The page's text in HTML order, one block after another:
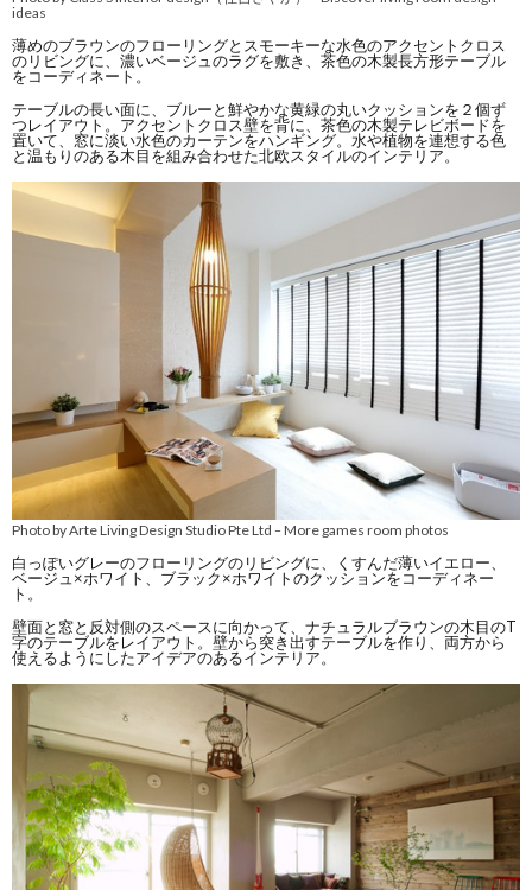
ideas
薄めのブラウンのフローリングとスモーキーな水色のアクセントクロス
のリビングに、濃いベージュのラグを敷き、茶色の木製長方形テーブル
をコーディネート。
テーブルの長い面に、ブルーと鮮やかな黄緑の丸いクッションを２個ず
つレイアウト。アクセントクロス壁を背に、茶色の木製テレビボードを
置いて、窓に淡い水色のカーテンをハンギング。水や植物を連想する色
と温もりのある木目を組み合わせた北欧スタイルのインテリア。
Photo by Arte Living Design Studio Pte Ltd –More games room photos
白っぽいグレーのフローリングのリビングに、くすんだ薄いイエロー、
ベージュ×ホワイト、ブラック×ホワイトのクッションをコーディネー
ト。
壁面と窓と反対側のスペースに向かって、ナチュラルブラウンの木目のT
字のテーブルをレイアウト。壁から突き出すテーブルを作り、両方から
使えるようにしたアイデアのあるインテリア。